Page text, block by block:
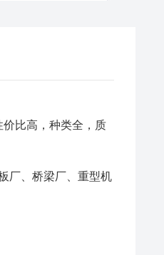
比高，种类全，质
厂、桥梁厂、重型机